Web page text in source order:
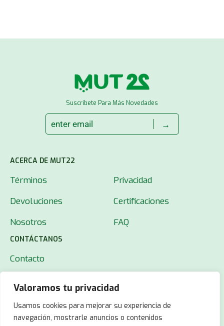
Valoramos tu privacidad
Usamos cookies para mejorar su experiencia de
navegación, mostrarle anuncios o contenidos
Suscríbete Para Más Novedades
→
ACERCA DE MUT22
Términos
Privacidad
Devoluciones
Certificaciones
Nosotros
FAQ
CONTÁCTANOS
Contacto